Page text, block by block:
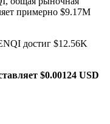
металлы и
примерно $9.17M
достиг $12.56K
$0.00124 USD